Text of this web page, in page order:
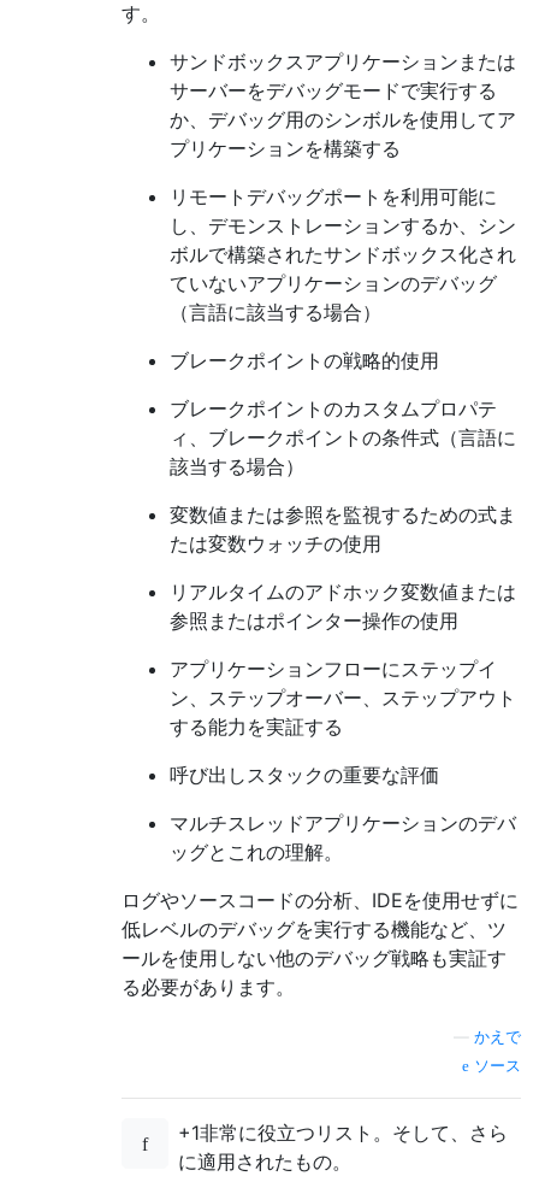
す。
サンドボックスアプリケーションまたは
サーバーをデバッグモードで実行する
か、デバッグ用のシンボルを使用してア
プリケーションを構築する
リモートデバッグポートを利用可能に
し、デモンストレーションするか、シン
ボルで構築されたサンドボックス化され
ていないアプリケーションのデバッグ
（言語に該当する場合）
ブレークポイントの戦略的使用
ブレークポイントのカスタムプロパテ
ィ、ブレークポイントの条件式（言語に
該当する場合）
変数値または参照を監視するための式ま
たは変数ウォッチの使用
リアルタイムのアドホック変数値または
参照またはポインター操作の使用
アプリケーションフローにステップイ
ン、ステップオーバー、ステップアウト
する能力を実証する
呼び出しスタックの重要な評価
マルチスレッドアプリケーションのデバ
ッグとこれの理解。
ログやソースコードの分析、IDEを使用せずに
低レベルのデバッグを実行する機能など、ツ
ールを使用しない他のデバッグ戦略も実証す
る必要があります。
かえで
ソース
+1非常に役立つリスト。そして、さら
に適用されたもの。